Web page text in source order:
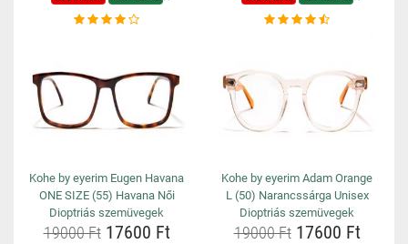
Kohe by eyerim Eugen Havana
ONE SIZE (55) Havana Női
Dioptriás szemüvegek
19000 Ft17600 Ft
Kohe by eyerim Adam Orange
L (50) Narancssárga Unisex
Dioptriás szemüvegek
19000 Ft17600 Ft